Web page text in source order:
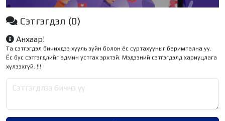
Сэтгэгдэл (0)
Анхаар!
Та сэтгэгдэл бичихдээ хууль зүйн болон ёс суртахууныг баримтална уу.
Ёс бус сэтгэгдлийг админ устгах эрхтэй. Мэдээний сэтгэгдэлд хариуцлага
хүлээхгүй. !!!